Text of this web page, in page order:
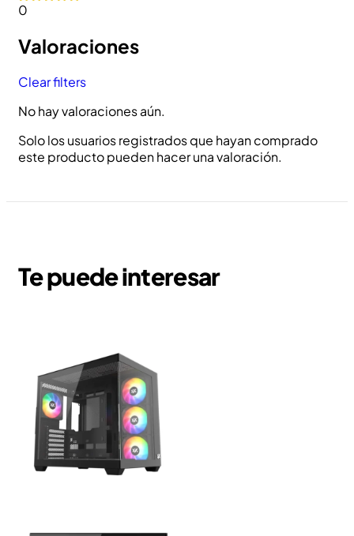
0
Valoraciones
Clear filters
No hay valoraciones aún.
Solo los usuarios registrados que hayan comprado
este producto pueden hacer una valoración.
Te puede interesar